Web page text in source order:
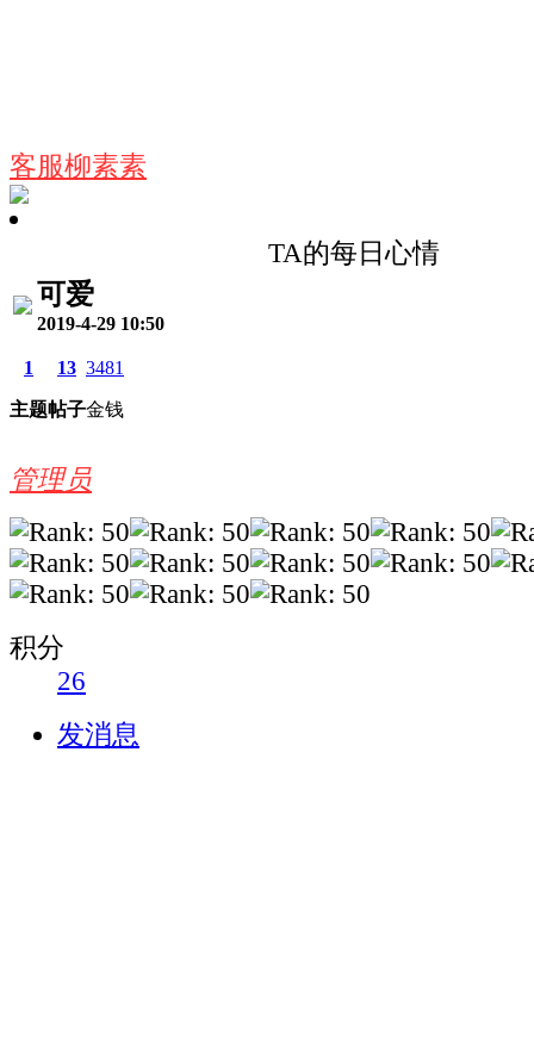
客服柳素素
TA的每日心情
可爱
2019-4-29 10:50
1
主题
13
帖子
3481
金钱
管理员
积分
26
发消息